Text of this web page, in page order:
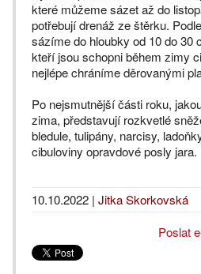
které můžeme sázet až do
potřebují drenáž ze štěrku.
sázíme do hloubky od 10 do 30
kteří jsou schopni během zimy
nejlépe chráníme děrovanými
Po nejsmutnější části roku,
zima, představují rozkvetlé
bledule, tulipány, narcisy,
cibuloviny opravdové posly jara.
10.10.2022 | Jitka Skorkovská
Poslat